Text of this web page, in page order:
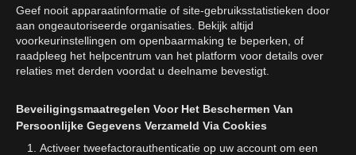
Geef nooit apparaatinformatie of site-gebruiksstatistieken door
aan ongeautoriseerde organisaties. Bekijk altijd
voorkeurinstellingen om openbaarmaking te beperken, of
raadpleeg het helpcentrum van het platform voor details over
relaties met derden voordat u deelname bevestigt.
Beveiligingsmaatregelen Voor Het Beschermen Van
Persoonlijke Gegevens Verzameld Via Cookies
Activeer tweefactorauthenticatie op uw account om een